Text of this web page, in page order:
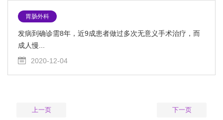
胃肠外科
发病到确诊需8年，近9成患者做过多次无意义手术治疗，而
成人慢...
2020-12-04
上一页 下一页